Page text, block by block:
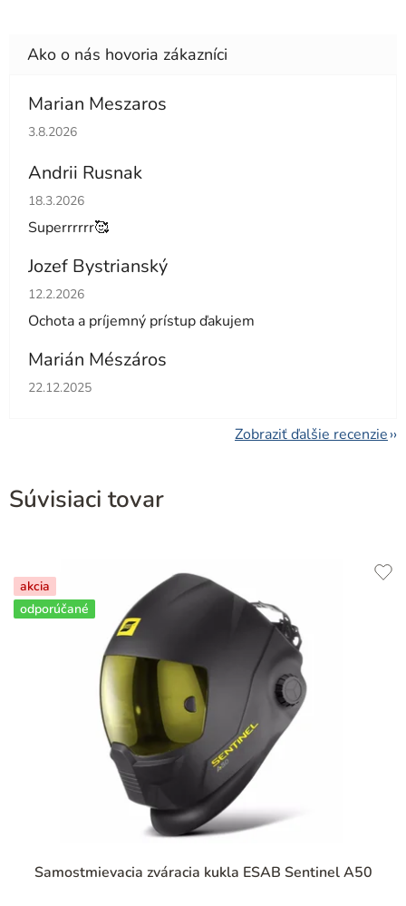
Marian Meszaros
Hodnotenie obchodu je 5 z 5 hviezdičiek.
3.8.2026
Andrii Rusnak
Hodnotenie obchodu je 5 z 5 hviezdičiek.
18.3.2026
Superrrrrr🥰
Jozef Bystrianský
Hodnotenie obchodu je 5 z 5 hviezdičiek.
12.2.2026
Ochota a príjemný prístup ďakujem
Marián Mészáros
Hodnotenie obchodu je 5 z 5 hviezdičiek.
22.12.2025
Zobraziť ďalšie recenzie
Súvisiaci tovar
akcia
odporúčané
Samostmievacia zváracia kukla ESAB Sentinel A50